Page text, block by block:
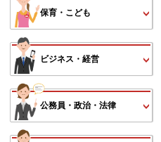
保育・こども
ビジネス・経営
公務員・政治・法律